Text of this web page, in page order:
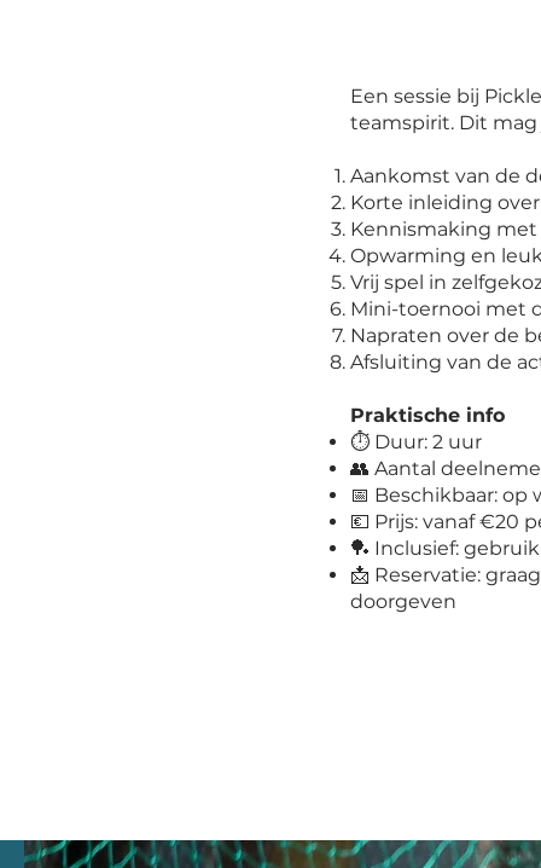
Een sessie bij
teamspirit. Dit
Aankomst van de
Korte inleiding
Kennismaking
Opwarming en
Vrij spel in
Mini-toernooi met
Napraten over de
Afsluiting van de
Praktische info
⏱️ Duur: 2 uur
👥 Aantal
📅 Beschikbaar:
💶 Prijs: vanaf €20
🏓 Inclusief:
📩 Reservatie:
doorgeven